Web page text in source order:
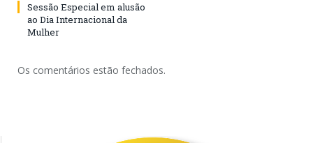
Sessão Especial em alusão
ao Dia Internacional da
Mulher
Os comentários estão fechados.